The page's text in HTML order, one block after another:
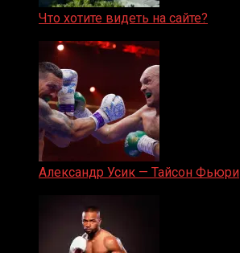
Что хотите видеть на сайте?
Александр Усик — Тайсон Фьюри